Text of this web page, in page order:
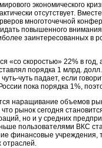
экономического
отсутствует.
многоточечной
повышенного
заинтересованных в
«со скоростью» 22% в
порядка 1 млрд.
чуть-чуть падает, если
пока порядка 1%,
наращивание объемов
рынок сегодня
но и у средних
пользователями ВКС
финансовые учреждения,